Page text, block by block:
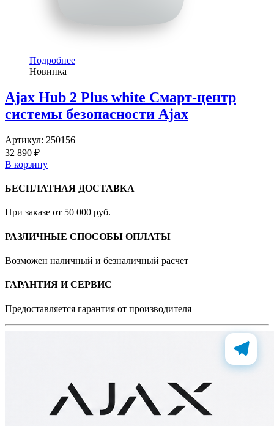
Подробнее
Новинка
Ajax Hub 2 Plus white Смарт-центр
системы безопасности Ajax
Артикул: 250156
32 890 ₽
В корзину
БЕСПЛАТНАЯ ДОСТАВКА
При заказе от 50 000 руб.
РАЗЛИЧНЫЕ СПОСОБЫ ОПЛАТЫ
Возможен наличный и безналичный расчет
ГАРАНТИЯ И СЕРВИС
Предоставляется гарантия от производителя